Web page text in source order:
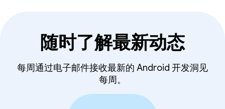
随时了解最新动态
每周通过电子邮件接收最新的 Android 开发洞见
每周。